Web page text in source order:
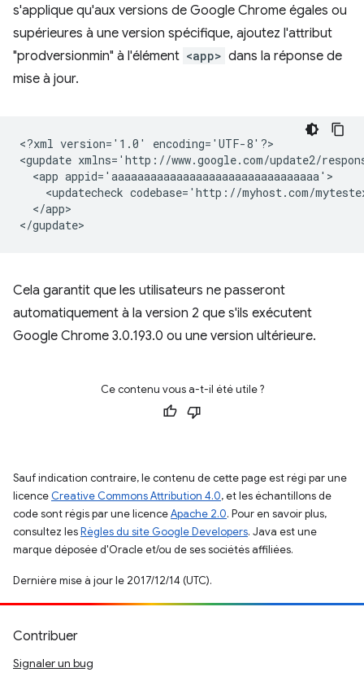
s'applique qu'aux versions de Google Chrome égales ou
supérieures à une version spécifique, ajoutez l'attribut
"prodversionmin" à l'élément <app> dans la réponse de
mise à jour.
<?xml version='1.0'
encoding='UTF-8'?>
<gupdate xmlns='http://www.google.com/update2/
<app
<updatecheck codebase='http://myhost.com/
</app>
Cela garantit que les utilisateurs ne passeront
automatiquement à la version 2 que s'ils exécutent
Google Chrome 3.0.193.0 ou une version ultérieure.
Ce contenu vous a-t-il été utile ?
Sauf indication contraire, le contenu de cette page est régi par une
licence Creative Commons Attribution 4.0, et les échantillons de
code sont régis par une licenceApache 2.0. Pour en savoir plus,
consultez lesRègles du site Google Developers. Java est une
marque déposée d'Oracle et/ou de ses sociétés affiliées.
Dernière mise à jour le 2017/12/14 (UTC).
Contribuer
Signaler un bug